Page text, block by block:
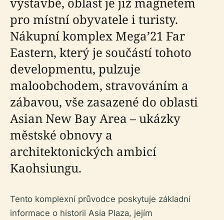
pro místní obyvatele i turisty.
Nákupní komplex Mega’21 Far
Eastern, který je součástí tohoto
developmentu, pulzuje
maloobchodem, stravováním a
zábavou, vše zasazené do oblasti
Asian New Bay Area – ukázky
městské obnovy a
architektonických ambicí
Kaohsiungu.
Tento komplexní průvodce poskytuje základní
informace o historii Asia Plaza, jejím